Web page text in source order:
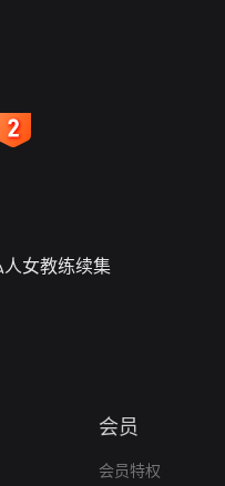
人女教练续集
会员
会员特权